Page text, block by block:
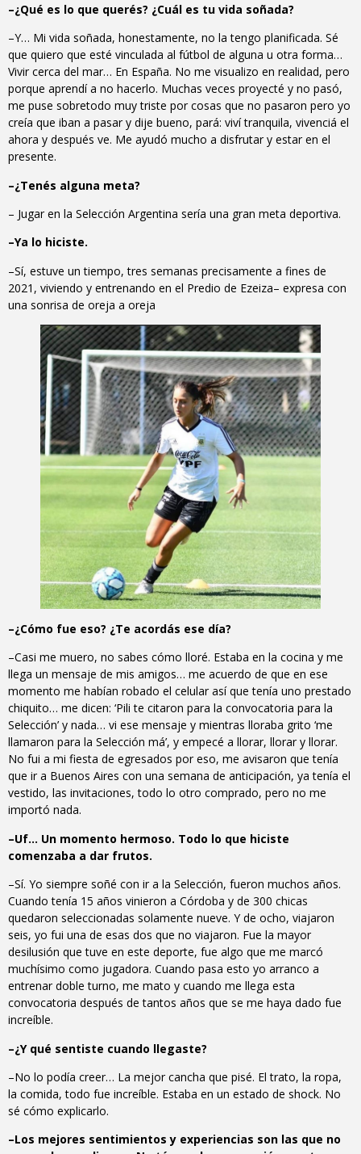
–¿Qué es lo que querés? ¿Cuál es tu vida soñada?
–Y… Mi vida soñada, honestamente, no la tengo planificada. Sé
que quiero que esté vinculada al fútbol de alguna u otra forma…
Vivir cerca del mar… En España. No me visualizo en realidad, pero
porque aprendí a no hacerlo. Muchas veces proyecté y no pasó,
me puse sobretodo muy triste por cosas que no pasaron pero yo
creía que iban a pasar y dije bueno, pará: viví tranquila, vivenciá el
ahora y después ve. Me ayudó mucho a disfrutar y estar en el
presente.
–¿Tenés alguna meta?
– Jugar en la Selección Argentina sería una gran meta deportiva.
–Ya lo hiciste.
–Sí, estuve un tiempo, tres semanas precisamente a fines de
2021, viviendo y entrenando en el Predio de Ezeiza– expresa con
una sonrisa de oreja a oreja
–¿Cómo fue eso? ¿Te acordás ese día?
–Casi me muero, no sabes cómo lloré. Estaba en la cocina y me
llega un mensaje de mis amigos… me acuerdo de que en ese
momento me habían robado el celular así que tenía uno prestado
chiquito… me dicen: ‘Pili te citaron para la convocatoria para la
Selección’ y nada… vi ese mensaje y mientras lloraba grito ‘me
llamaron para la Selección má’, y empecé a llorar, llorar y llorar.
No fui a mi fiesta de egresados por eso, me avisaron que tenía
que ir a Buenos Aires con una semana de anticipación, ya tenía el
vestido, las invitaciones, todo lo otro comprado, pero no me
importó nada.
–Uf… Un momento hermoso. Todo lo que hiciste
comenzaba a dar frutos.
–Sí. Yo siempre soñé con ir a la Selección, fueron muchos años.
Cuando tenía 15 años vinieron a Córdoba y de 300 chicas
quedaron seleccionadas solamente nueve. Y de ocho, viajaron
seis, yo fui una de esas dos que no viajaron. Fue la mayor
desilusión que tuve en este deporte, fue algo que me marcó
muchísimo como jugadora. Cuando pasa esto yo arranco a
entrenar doble turno, me mato y cuando me llega esta
convocatoria después de tantos años que se me haya dado fue
increíble.
–¿Y qué sentiste cuando llegaste?
–No lo podía creer… La mejor cancha que pisé. El trato, la ropa,
la comida, todo fue increíble. Estaba en un estado de shock. No
sé cómo explicarlo.
–Los mejores sentimientos y experiencias son las que no